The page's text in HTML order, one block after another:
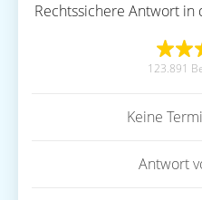
Rechtssichere Antwort
123.891
Keine
Antwort